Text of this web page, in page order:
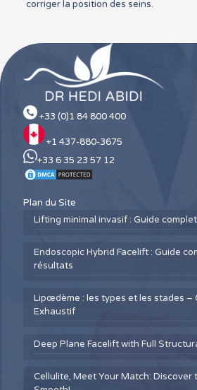
corriger la position des seins.
+33 (0)1 84 800 400
+1 437-880-3675
+33 6 35 23 57 12
Plan du Site
Lifting minimal invasif : Guide complet
Endoscopic Hybrid Facelift : Guide
résultats
Lipœdème : les types et les stades –
Exhaustif
Deep Plane Facelift with Full
Cellulite, Meet Your Match: Discover